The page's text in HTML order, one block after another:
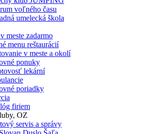
voľného času
umelecká škola
meste zadarmo
menu reštaurácií
v meste a okolí
ponuky
lekární
poriadky
firiem
OZ
servis a správy